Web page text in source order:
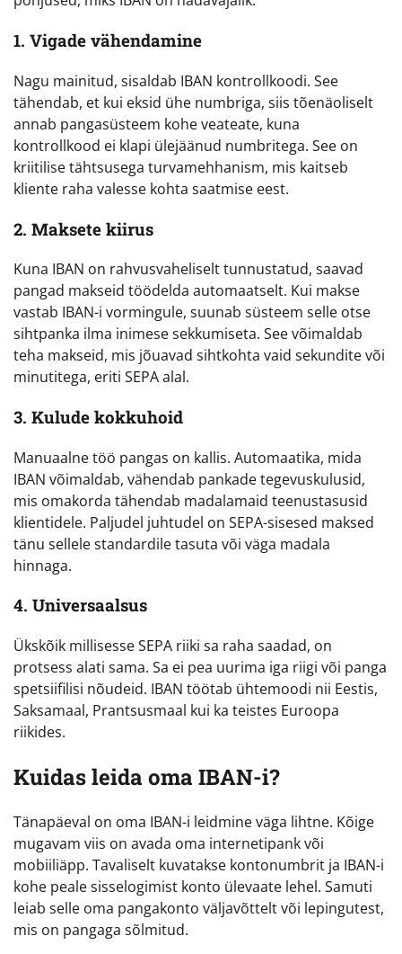
1. Vigade vähendamine
Nagu mainitud, sisaldab IBAN kontrollkoodi. See
tähendab, et kui eksid ühe numbriga, siis tõenäoliselt
annab pangasüsteem kohe veateate, kuna
kontrollkood ei klapi ülejäänud numbritega. See on
kriitilise tähtsusega turvamehhanism, mis kaitseb
kliente raha valesse kohta saatmise eest.
2. Maksete kiirus
Kuna IBAN on rahvusvaheliselt tunnustatud, saavad
pangad makseid töödelda automaatselt. Kui makse
vastab IBAN-i vormingule, suunab süsteem selle otse
sihtpanka ilma inimese sekkumiseta. See võimaldab
teha makseid, mis jõuavad sihtkohta vaid sekundite või
minutitega, eriti SEPA alal.
3. Kulude kokkuhoid
Manuaalne töö pangas on kallis. Automaatika, mida
IBAN võimaldab, vähendab pankade tegevuskulusid,
mis omakorda tähendab madalamaid teenustasusid
klientidele. Paljudel juhtudel on SEPA-sisesed maksed
tänu sellele standardile tasuta või väga madala
hinnaga.
4. Universaalsus
Ükskõik millisesse SEPA riiki sa raha saadad, on
protsess alati sama. Sa ei pea uurima iga riigi või panga
spetsiifilisi nõudeid. IBAN töötab ühtemoodi nii Eestis,
Saksamaal, Prantsusmaal kui ka teistes Euroopa
riikides.
Kuidas leida oma IBAN-i?
Tänapäeval on oma IBAN-i leidmine väga lihtne. Kõige
mugavam viis on avada oma internetipank või
mobiiliäpp. Tavaliselt kuvatakse kontonumbrit ja IBAN-i
kohe peale sisselogimist konto ülevaate lehel. Samuti
leiab selle oma pangakonto väljavõttelt või lepingutest,
mis on pangaga sõlmitud.